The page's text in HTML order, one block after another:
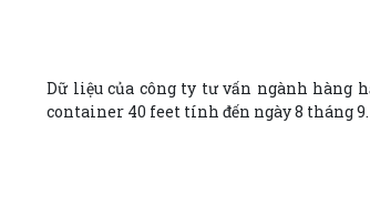
Dữ liệu của công ty tư vấn ngành hàng
container 40 feet tính đến ngày 8 tháng